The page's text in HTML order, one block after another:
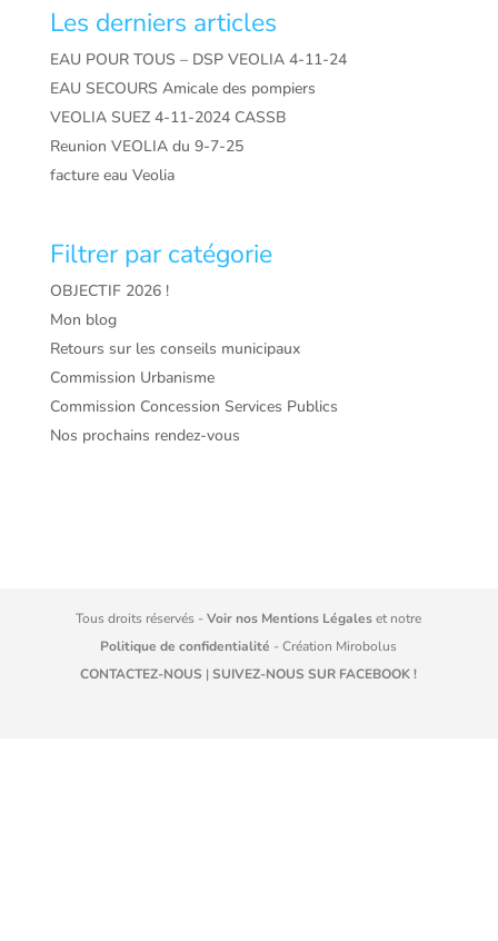
Les derniers articles
EAU POUR TOUS – DSP VEOLIA 4-11-24
EAU SECOURS Amicale des pompiers
VEOLIA SUEZ 4-11-2024 CASSB
Reunion VEOLIA du 9-7-25
facture eau Veolia
Filtrer par catégorie
OBJECTIF 2026 !
Mon blog
Retours sur les conseils municipaux
Commission Urbanisme
Commission Concession Services Publics
Nos prochains rendez-vous
Tous droits réservés -Voir nos Mentions Légaleset notre
Politique de confidentialité - Création Mirobolus
CONTACTEZ-NOUS |SUIVEZ-NOUS SUR FACEBOOK !